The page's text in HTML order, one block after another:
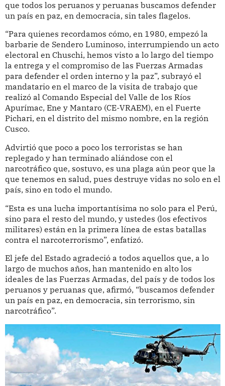
que todos los peruanos y peruanas buscamos defender
un país en paz, en democracia, sin tales flagelos.
“Para quienes recordamos cómo, en 1980, empezó la
barbarie de Sendero Luminoso, interrumpiendo un acto
electoral en Chuschi, hemos visto a lo largo del tiempo
la entrega y el compromiso de las Fuerzas Armadas
para defender el orden interno y la paz”, subrayó el
mandatario en el marco de la visita de trabajo que
realizó al Comando Especial del Valle de los Ríos
Apurímac, Ene y Mantaro (CE-VRAEM), en el Fuerte
Pichari, en el distrito del mismo nombre, en la región
Cusco.
Advirtió que poco a poco los terroristas se han
replegado y han terminado aliándose con el
narcotráfico que, sostuvo, es una plaga aún peor que la
que tenemos en salud, pues destruye vidas no solo en el
país, sino en todo el mundo.
“Esta es una lucha importantísima no solo para el Perú,
sino para el resto del mundo, y ustedes (los efectivos
militares) están en la primera línea de estas batallas
contra el narcoterrorismo”, enfatizó.
El jefe del Estado agradeció a todos aquellos que, a lo
largo de muchos años, han mantenido en alto los
ideales de las Fuerzas Armadas, del país y de todos los
peruanos y peruanas que, afirmó, “buscamos defender
un país en paz, en democracia, sin terrorismo, sin
narcotráfico”.